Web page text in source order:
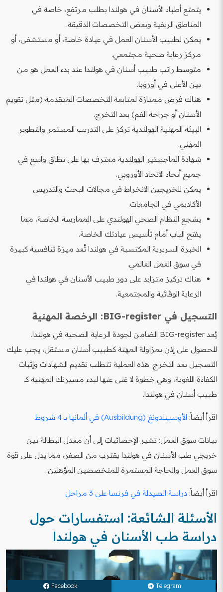
يتمتع أطباء الأسنان في هولندا بطلب مرتفع، خاصة في
المناطق الريفية وبعض التخصصات الدقيقة.
يمكن لطبيب الأسنان العمل في عيادة خاصة، أو مستشفى، أو
مركز رعاية صحية مجتمعي.
متوسط راتب طبيب أسنان في هولندا عند بدء العمل هو من
بين الأعلى في أوروبا.
هناك فرص ممتازة لمتابعة التخصصات المتقدمة (مثل تقويم
الأسنان أو جراحة الفم) بعد التخرج.
البيئة المهنية الهولندية تركز على التدريب المستمر والتطوير
المهني.
شهادة الماجستير الهولندية معترف بها على نطاق واسع في
جميع أنحاء الاتحاد الأوروبي.
يمكن للخريجين الانخراط في مجالات البحث والتدريس
الأكاديمي في الجامعات.
يشجع النظام الصحي الهولندي على الممارسة الخاصة، مما
يفتح الباب أمام تأسيس عيادتك الخاصة.
الخبرة السريرية المكتسبة في هولندا تُعد ميزة تنافسية كبيرة
في سوق العمل العالمي.
هناك تركيز متزايد على دور طبيب الأسنان في هولندا في
الرعاية الوقائية والمجتمعية.
التسجيل في BIG-register: الرخصة المهنية
يُعد BIG-register الضامن لجودة الرعاية الصحية في هولندا.
للحصول على إذن بمزاولة المهنة كطبيب أسنان مستقل، يجب عليك
التسجيل بعد التخرج. هذه العملية تتطلب تقديم الشهادات وإثبات
الكفاءة اللغوية، وهي خطوة لا غنى عنها لبدء مسيرتك المهنية كـ
طبيب أسنان في هولندا.
اقرأ أيضاً: الأوسبيلدونغ (Ausbildung) في ألمانيا بـ 4 شروط
بيانات سوق العمل: تشير الإحصائيات إلى أن معدل البطالة بين
خريجي طب الأسنان في هولندا يقترب من الصفر، مما يدل على قوة
سوق العمل والحاجة المستمرة للمتخصصين المؤهلين.
اقرأ أيضاً: دراسة الصيدلة في فرنسا على 3 مراحل
الأسئلة الشائعة: استفسارات حول
دراسة طب الأسنان في هولندا
Telegram
Facebook